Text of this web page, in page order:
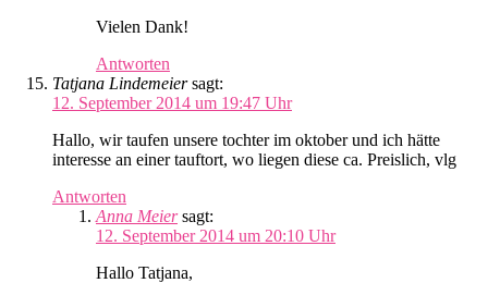
Vielen Dank!
Antworten
Tatjana Lindemeier sagt:
12. September 2014 um 19:47 Uhr
Hallo, wir taufen unsere tochter im oktober und ich hätte
interesse an einer tauftort, wo liegen diese ca. Preislich, vlg
Antworten
Anna Meier sagt:
12. September 2014 um 20:10 Uhr
Hallo Tatjana,